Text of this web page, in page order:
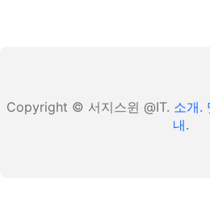
Copyright © 서지스윈 @IT. 소개.
내.